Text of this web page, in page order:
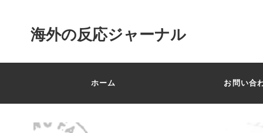
海外の反応ジャーナル
ホーム お問い合